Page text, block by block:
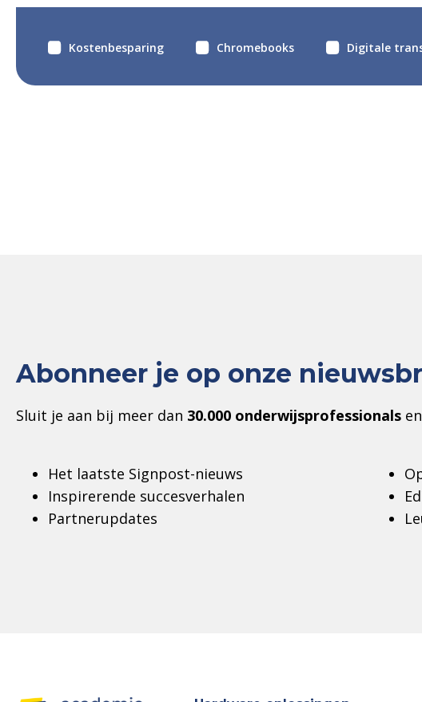
Kostenbesparing Chromebooks Digitale
Abonneer je op onze
Sluit je aan bij meer dan 30.000 onderwijsprofessionals
Het laatste Signpost-nieuws
Inspirerende succesverhalen
Partnerupdates